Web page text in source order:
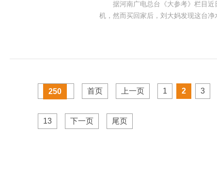
据河南广电总台《大参考》栏目近
机，然而买回家后，刘大妈发现这台
250 首页 上一页 1 2 3
13 下一页 尾页